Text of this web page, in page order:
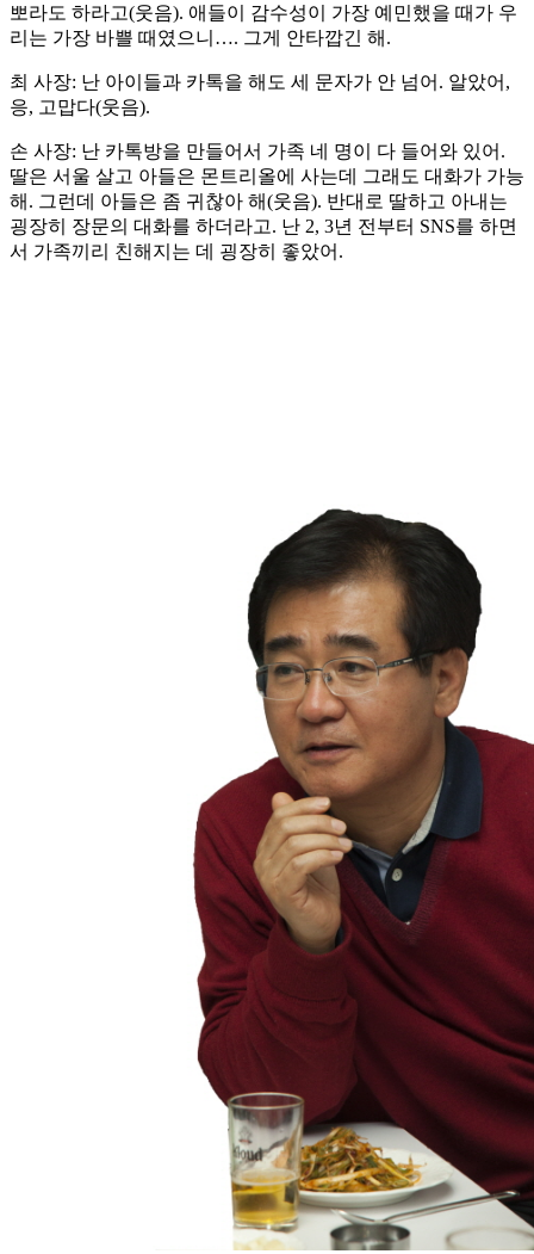
뽀라도 하라고(웃음). 애들이 감수성이 가장 예민했을 때가 우
리는 가장 바쁠 때였으니…. 그게 안타깝긴 해.
최 사장: 난 아이들과 카톡을 해도 세 문자가 안 넘어. 알았어,
응, 고맙다(웃음).
손 사장: 난 카톡방을 만들어서 가족 네 명이 다 들어와 있어.
딸은 서울 살고 아들은 몬트리올에 사는데 그래도 대화가 가능
해. 그런데 아들은 좀 귀찮아 해(웃음). 반대로 딸하고 아내는
굉장히 장문의 대화를 하더라고. 난 2, 3년 전부터 SNS를 하면
서 가족끼리 친해지는 데 굉장히 좋았어.